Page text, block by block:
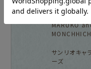
NEW!
MARUKO
サンリオキャ
ーズ